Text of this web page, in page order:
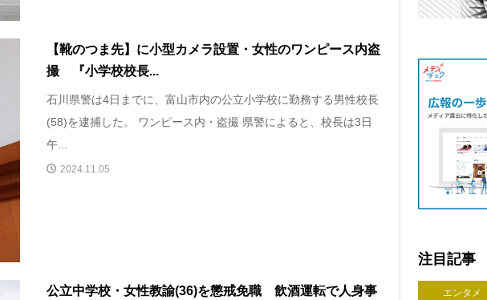
【靴のつま先】に小型カメラ設置・女性のワンピース内盗
撮 『小学校校長...
石川県警は4日までに、富山市内の公立小学校に勤務する男性校長
(58)を逮捕した。 ワンピース内・盗撮 県警によると、校長は3日
午...
2024.11.05
公立中学校・女性教諭(36)を懲戒免職 飲酒運転で人身事
注目記事
エンタメ